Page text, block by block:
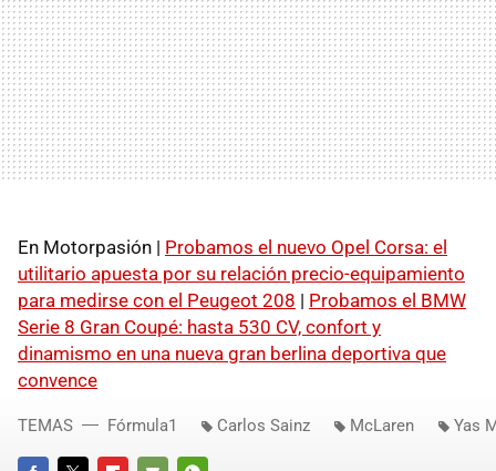
En Motorpasión | Probamos el nuevo Opel Corsa: el
utilitario apuesta por su relación precio-equipamiento
para medirse con el Peugeot 208 | Probamos el BMW
Serie 8 Gran Coupé: hasta 530 CV, confort y
dinamismo en una nueva gran berlina deportiva que
convence
TEMAS Fórmula1 Carlos Sainz McLaren Yas